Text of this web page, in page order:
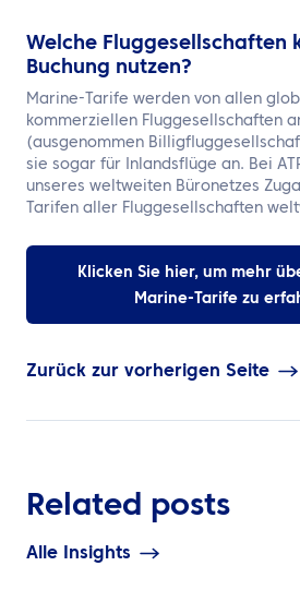
Welche Fluggesellschaften
Buchung nutzen?
Marine-Tarife werden von allen
kommerziellen Fluggesellschaften
(ausgenommen
sie sogar für Inlandsflüge an. Bei
unseres weltweiten Büronetzes
Tarifen aller Fluggesellschaften
Klicken Sie hier, um mehr
Marine-Tarife zu
Zurück zur vorherigen Seite
Related posts
Alle Insights